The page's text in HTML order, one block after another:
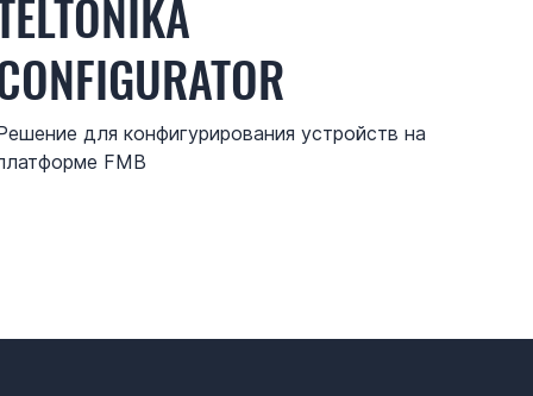
для конфигурирования устройств на
FMB